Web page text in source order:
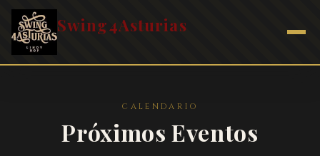
Swing4Asturias
CALENDARIO
Próximos Eventos